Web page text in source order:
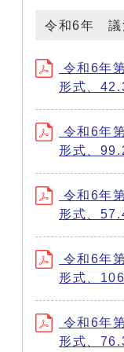
令和6年 議
令和6年
形式、
令和6年
形式、
令和6年
形式、
令和6年
形式、
令和6年
形式、